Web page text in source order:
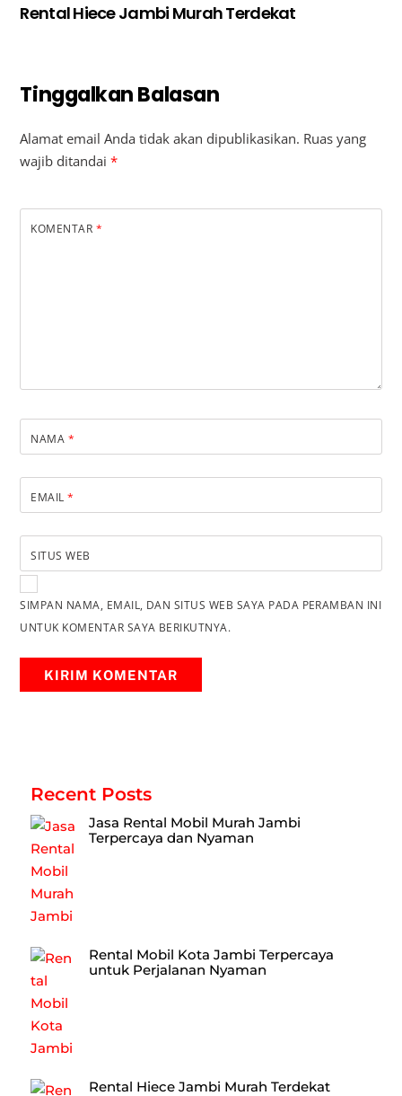
Rental Hiece Jambi Murah Terdekat
Tinggalkan Balasan
Alamat email Anda tidak akan dipublikasikan. Ruas yang
wajib ditandai*
KOMENTAR *
NAMA *
EMAIL*
SITUS WEB
SIMPAN NAMA, EMAIL, DAN SITUS WEB SAYA PADA PERAMBAN INI
UNTUK KOMENTAR SAYA BERIKUTNYA.
Recent Posts
Jasa Rental Mobil Murah Jambi
Terpercaya dan Nyaman
Rental Mobil Kota Jambi Terpercaya
untuk Perjalanan Nyaman
Rental Hiece Jambi Murah Terdekat